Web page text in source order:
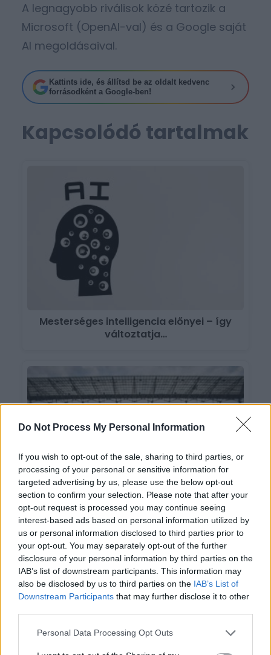
Do Not Process My Personal Information
If you wish to opt-out of the sale, sharing to third parties, or
processing of your personal or sensitive information for
targeted advertising by us, please use the below opt-out
section to confirm your selection. Please note that after your
opt-out request is processed you may continue seeing
interest-based ads based on personal information utilized by
us or personal information disclosed to third parties prior to
your opt-out. You may separately opt-out of the further
disclosure of your personal information by third parties on the
IAB’s list of downstream participants. This information may
also be disclosed by us to third parties on the IAB’s List of
Downstream Participants that may further disclose it to other
Personal Data Processing Opt Outs
A legnagyobb riválisok közé tartozik a
Microsoft (OpenAI-val) és a Google saját
AI megoldásaival.
Kattints ide, és állítsd be az oldalt kedvenc
forrásodként a Google-ben!
Kapcsolódó tartalmak
Mesterséges intelligencia előnyei – így
változtatja…
Mi az a gólvonal technológia és hogyan
működik?